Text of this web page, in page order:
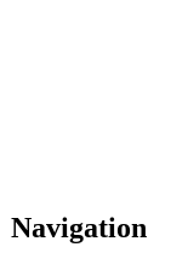
Navigation